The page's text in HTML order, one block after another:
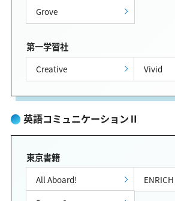
Grove
第一学習社
Creative Vivid
英語コミュニケーションⅡ
東京書籍
All Aboard!